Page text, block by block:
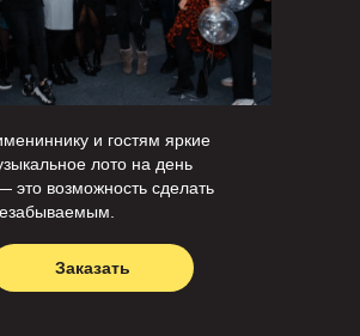
и гостям яркие
лото на день
это возможность сделать
Заказать